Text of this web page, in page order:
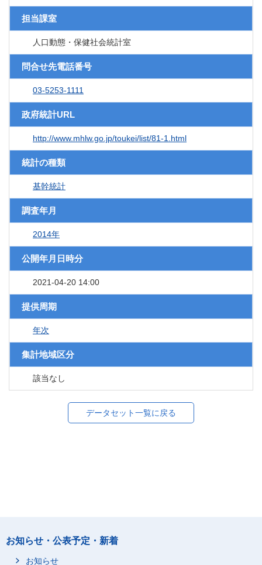
担当課室
人口動態・保健社会統計室
問合せ先電話番号
03-5253-1111
政府統計URL
http://www.mhlw.go.jp/toukei/list/81-1.html
統計の種類
基幹統計
調査年月
2014年
公開年月日時分
2021-04-20 14:00
提供周期
年次
集計地域区分
該当なし
データセット一覧に戻る
お知らせ・公表予定・新着
お知らせ